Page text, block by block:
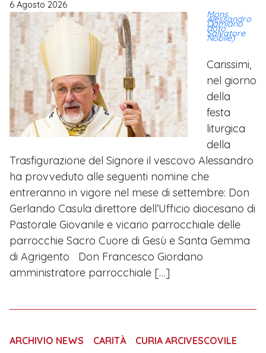
6 Agosto 2026
Mons.
Alessandro
Damiano
(foto
Salvatore
Nobile)
Carissimi,
nel giorno
della
festa
liturgica
della
Trasfigurazione del Signore il vescovo Alessandro
ha provveduto alle seguenti nomine che
entreranno in vigore nel mese di settembre: Don
Gerlando Casula direttore dell’Ufficio diocesano di
Pastorale Giovanile e vicario parrocchiale delle
parrocchie Sacro Cuore di Gesù e Santa Gemma
di Agrigento Don Francesco Giordano
amministratore parrocchiale […]
ARCHIVIO NEWS CARITÀ CURIA ARCIVESCOVILE